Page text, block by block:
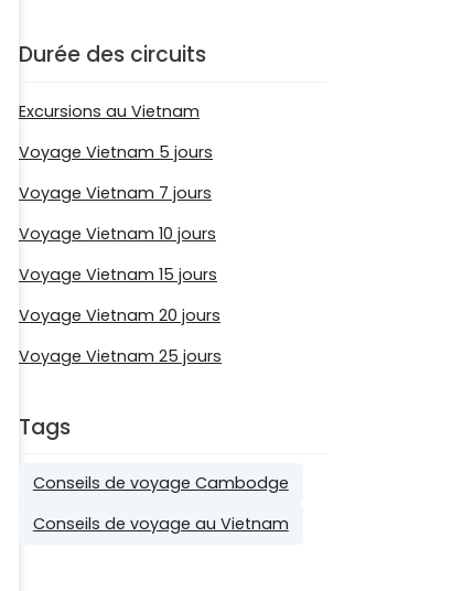
Durée des circuits
Excursions au Vietnam
Voyage Vietnam 5 jours
Voyage Vietnam 7 jours
Voyage Vietnam 10 jours
Voyage Vietnam 15 jours
Voyage Vietnam 20 jours
Voyage Vietnam 25 jours
Tags
Conseils de voyage Cambodge
Conseils de voyage au Vietnam